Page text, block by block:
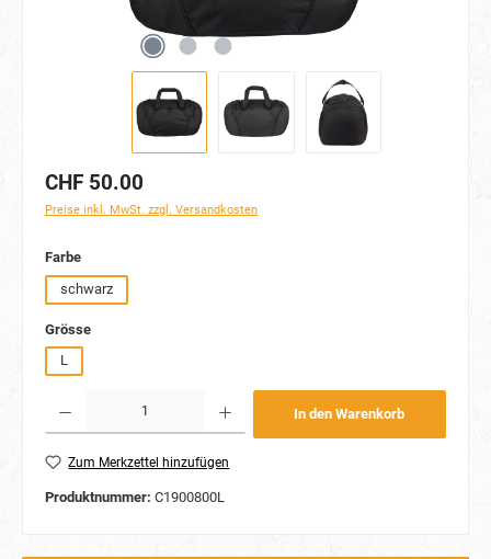
CHF 50.00
Preise inkl. MwSt. zzgl. Versandkosten
Farbeauswählen
schwarz
Grösseauswählen
L
In den Warenkorb
Zum Merkzettel hinzufügen
Produktnummer: C1900800L